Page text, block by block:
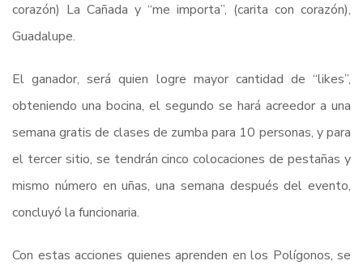
corazón) La Cañada y “me importa”, (carita con corazón),
Guadalupe.
El ganador, será quien logre mayor cantidad de “likes”,
obteniendo una bocina, el segundo se hará acreedor a una
semana gratis de clases de zumba para 10 personas, y para
el tercer sitio, se tendrán cinco colocaciones de pestañas y
mismo número en uñas, una semana después del evento,
concluyó la funcionaria.
Con estas acciones quienes aprenden en los Polígonos, se